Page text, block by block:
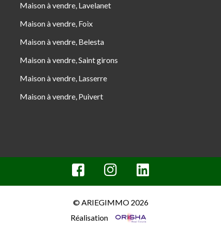
Maison à vendre, Lavelanet
Maison à vendre, Foix
Maison à vendre, Belesta
Maison à vendre, Saint girons
Maison à vendre, Lasserre
Maison à vendre, Puivert
© ARIEGIMMO 2026
Réalisation